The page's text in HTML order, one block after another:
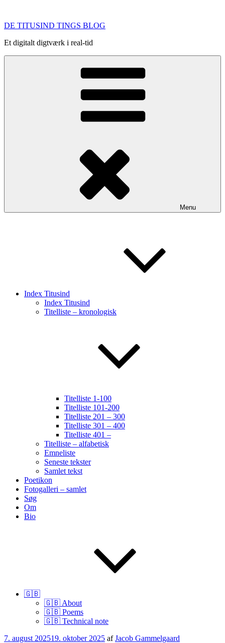
indhold
DE TITUSIND TINGS BLOG
Et digitalt digtværk i real-tid
Menu
Index Titusind
Index Titusind
Titelliste – kronologisk
Titelliste 1-100
Titelliste 101-200
Titelliste 201 – 300
Titelliste 301 – 400
Titelliste 401 –
Titelliste – alfabetisk
Emneliste
Seneste tekster
Samlet tekst
Poetikon
Fotogalleri – samlet
Søg
Om
Bio
🇬🇧
🇬🇧 About
🇬🇧 Poems
🇬🇧 Technical note
Udgivet
7. august 202519. oktober 2025 afJacob Gammelgaard